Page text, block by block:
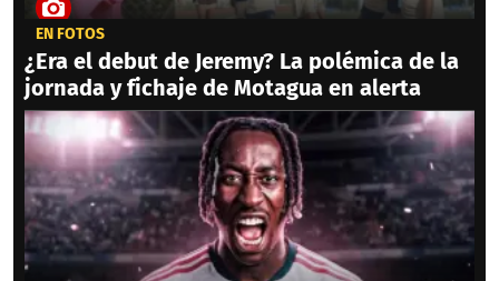
EN FOTOS
¿Era el debut de Jeremy? La polémica de la
jornada y fichaje de Motagua en alerta